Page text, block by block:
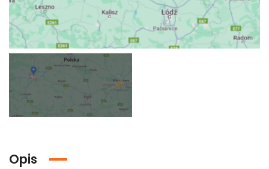
Opis